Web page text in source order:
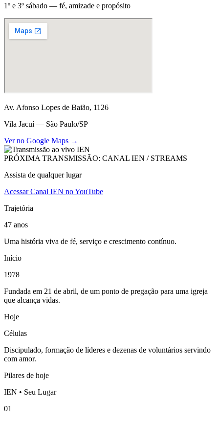
1º e 3º sábado — fé, amizade e propósito
Av. Afonso Lopes de Baião, 1126
Vila Jacuí — São Paulo/SP
Ver no Google Maps →
PRÓXIMA TRANSMISSÃO: CANAL IEN / STREAMS
Assista de qualquer lugar
Acessar Canal IEN no YouTube
Trajetória
47 anos
Uma história viva de fé, serviço e crescimento contínuo.
Início
1978
Fundada em 21 de abril, de um ponto de pregação para uma igreja
que alcança vidas.
Hoje
Células
Discipulado, formação de líderes e dezenas de voluntários servindo
com amor.
Pilares de hoje
IEN • Seu Lugar
01